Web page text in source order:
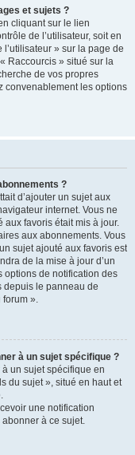
et sujets ?
cliquant sur le lien
de l’utilisateur, soit en
» sur la page de
Raccourcis » situé sur la
de vos propres
convenablement les options
?
d’ajouter un sujet aux
internet. Vous ne
aux favoris était mis à jour.
aux abonnements. Vous
sujet ajouté aux favoris est
de la mise à jour d’un
options de notification des
depuis le panneau de
forum ».
à un sujet spécifique ?
un sujet spécifique en
du sujet », situé en haut et
une notification
abonner à ce sujet.